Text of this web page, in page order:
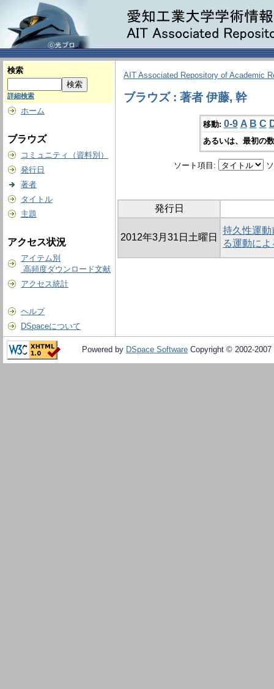
検索
詳細検索
ホーム
ブラウズ
コミュニティ（資料別）
発行日
著者
タイトル
主題
アクセス状況
アイテム別
高頻度ダウンロード文献
アクセス統計
ヘルプ
DSpaceについて
AIT Associated Repository of Academic
ブラウズ : 著者 伊藤, 幹
移動: 0-9 A B C
あるいは、最初の
ソート項目:
発行日
2012年3月31日土曜日
持久性運
る運動に
Powered by DSpace Software Copyright © 2002-2007